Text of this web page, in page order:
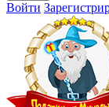
Войти